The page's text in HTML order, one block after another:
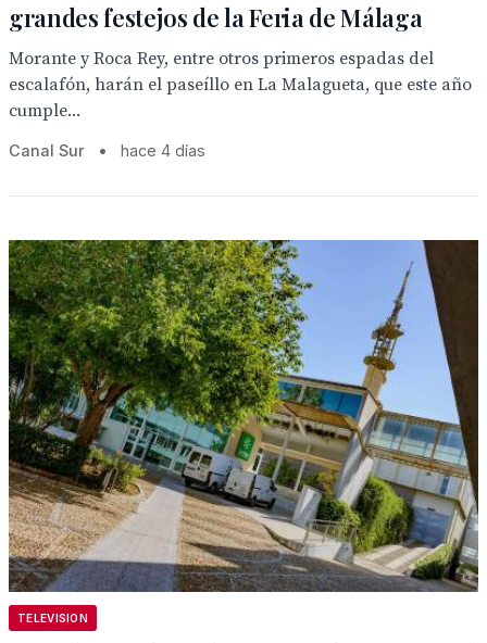
grandes festejos de la Feria de Málaga
Morante y Roca Rey, entre otros primeros espadas del
escalafón, harán el paseíllo en La Malagueta, que este año
cumple...
Canal Sur • hace 4 días
TELEVISION